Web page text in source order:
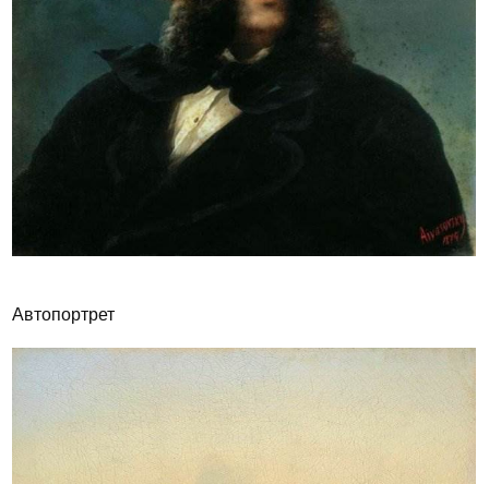
Автопортрет